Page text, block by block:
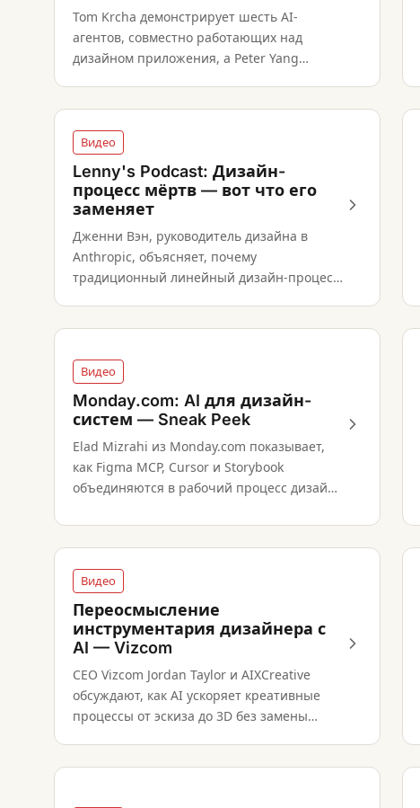
Tom Krcha демонстрирует шесть AI-
агентов, совместно работающих над
дизайном приложения, а Peter Yang
Видео
Lenny's Podcast: Дизайн-
процесс мёртв — вот что его
заменяет
Дженни Вэн, руководитель дизайна в
Anthropic, объясняет, почему
традиционный линейный дизайн-процесс
Видео
Monday.com: AI для дизайн-
систем — Sneak Peek
Elad Mizrahi из Monday.com показывает,
как Figma MCP, Cursor и Storybook
объединяются в рабочий процесс дизайн-
Видео
Переосмысление
инструментария дизайнера с
AI — Vizcom
CEO Vizcom Jordan Taylor и AIXCreative
обсуждают, как AI ускоряет креативные
процессы от эскиза до 3D без замены